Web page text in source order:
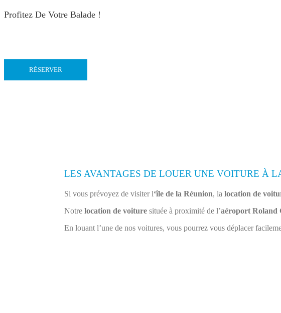
Profitez De Votre Balade !
RÉSERVER
LES AVANTAGES DE LOUER UNE VOITURE À
Si vous prévoyez de visiter l‘île de la Réunion, la location de
Notre location de voituresituée à proximité de l’aéroport Roland
En louant l’une de nos voitures, vous pourrez vous déplacer